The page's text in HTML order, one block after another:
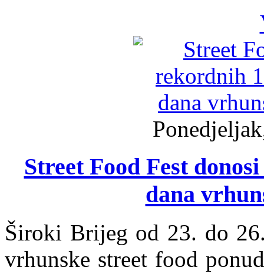
Street Food Fest
dana
Široki Brijeg od 23. do
vrhunske street food